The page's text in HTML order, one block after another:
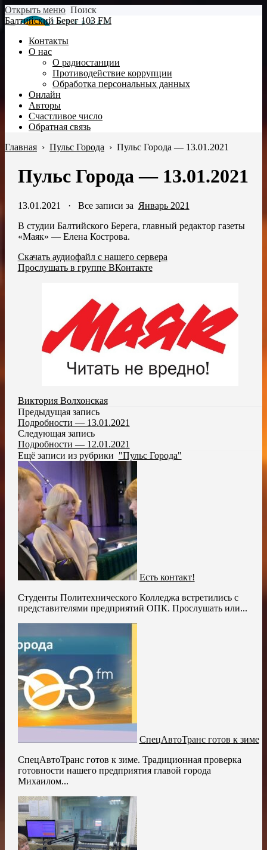
Открыть меню Поиск
Балтийский Берег 103 FM
Контакты
О нас
О радиостанции
Противодействие коррупции
Обработка персональных данных
Онлайн
Авторы
Счастливое число
Обратная связь
Главная › Пульс Города › Пульс Города — 13.01.2021
Пульс Города — 13.01.2021
13.01.2021 · Все записи за Январь 2021
В студии Балтийского Берега, главный редактор газеты
«Маяк» — Елена Кострова.
Скачать аудиофайл с нашего сервера
Прослушать в группе ВКонтакте
Виктория Волхонская
Предыдущая запись
Подробности — 13.01.2021
Следующая запись
Подробности — 12.01.2021
Ещё записи из рубрики "Пульс Города"
Есть контакт!
Студенты Политехнического Колледжа встретились с
представителями предприятий ОПК. Прослушать или...
СпецАвтоТранс готов к зиме
СпецАвтоТранс готов к зиме. Традиционная проверка
готовности нашего предприятия главой города
Михаилом...